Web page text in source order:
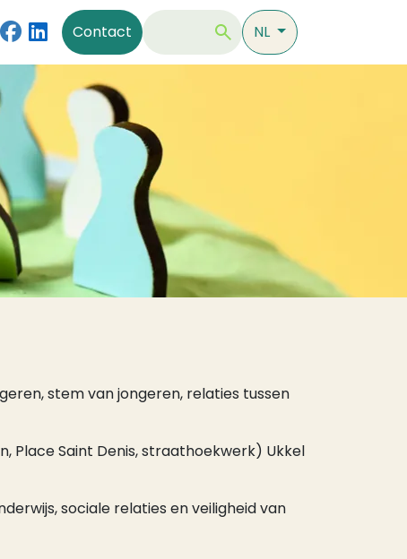
Contact
Contact Zoeken NL
stem van jongeren, relaties tussen
Place Saint Denis, straathoekwerk) Ukkel
sociale relaties en veiligheid van